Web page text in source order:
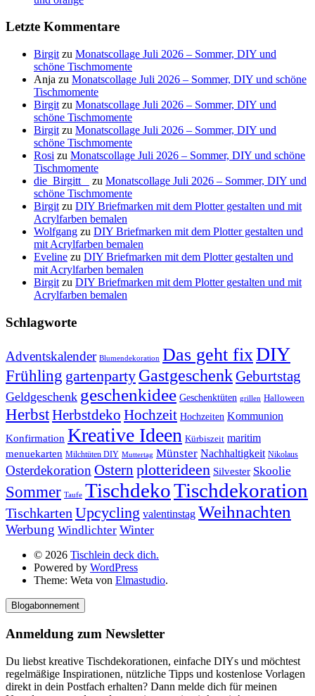
Letzte Kommentare
Birgit zu Monatscollage Juli 2026 – Sommer, DIY und
schöne Tischmomente
Anja zu Monatscollage Juli 2026 – Sommer, DIY und schöne
Tischmomente
Birgit zu Monatscollage Juli 2026 – Sommer, DIY und
schöne Tischmomente
Birgit zu Monatscollage Juli 2026 – Sommer, DIY und
schöne Tischmomente
Rosi zu Monatscollage Juli 2026 – Sommer, DIY und schöne
Tischmomente
die_Birgitt _
zu Monatscollage Juli 2026 – Sommer, DIY und
schöne Tischmomente
Birgit zu DIY Briefmarken mit dem Plotter gestalten und mit
Acrylfarben bemalen
Wolfgang zu DIY Briefmarken mit dem Plotter gestalten und
mit Acrylfarben bemalen
Eveline zu DIY Briefmarken mit dem Plotter gestalten und
mit Acrylfarben bemalen
Birgit zu DIY Briefmarken mit dem Plotter gestalten und mit
Acrylfarben bemalen
Schlagworte
Adventskalender Blumendekoration Das geht fixDIY
Frühling gartenparty GastgeschenkGeburtstag
Geldgeschenk geschenkidee Geschenktüten grillen Halloween
HerbstHerbstdeko Hochzeit Hochzeiten Kommunion
Konfirmation Kreative Ideen Kürbiszeit maritim
menuekarten Milchtüten DIY Muttertag Münster Nachhaltigkeit Nikolaus
OsterdekorationOstern plotterideen Silvester Skoolie
Sommer Taufe TischdekoTischdekoration
Tischkarten Upcycling valentinstag Weihnachten
Werbung Windlichter Winter
© 2026 Tischlein deck dich.
Powered by WordPress
Theme: Weta von Elmastudio.
Blogabonnement
Anmeldung zum Newsletter
Du liebst kreative Tischdekorationen, einfache DIYs und möchtest
regelmäßige Inspirationen, nützliche Tipps und kostenlose Vorlagen
direkt in dein Postfach erhalten? Dann melde dich für meinen